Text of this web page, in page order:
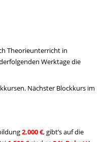
Theorieunterricht in
Werktage die
Nächster Blockkurs im
2.000 €, gibt’s auf die